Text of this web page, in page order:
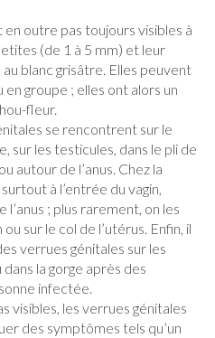
outre pas toujours visibles à
(de 1 à 5 mm) et leur
blanc grisâtre. Elles peuvent
groupe ; elles ont alors un
fleur.
se rencontrent sur le
sur les testicules, dans le pli de
autour de l’anus. Chez la
à l’entrée du vagin,
; plus rarement, on les
sur le col de l’utérus. Enfin, il
verrues génitales sur les
la gorge après des
infectée.
visibles, les verrues génitales
des symptômes tels qu’un